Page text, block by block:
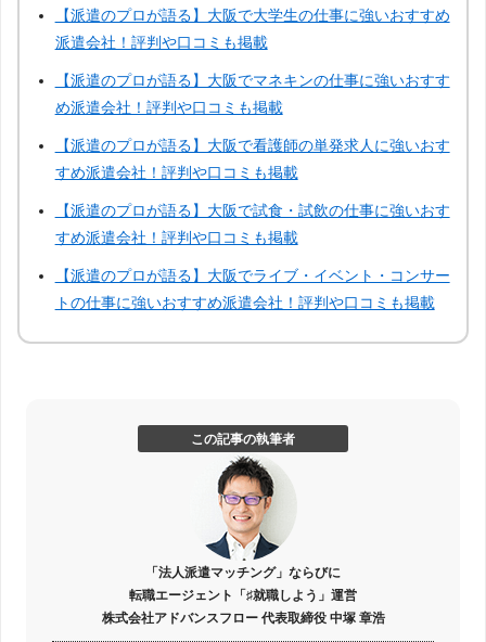
【派遣のプロが語る】大阪で大学生の仕事に強いおすすめ
派遣会社！評判や口コミも掲載
【派遣のプロが語る】大阪でマネキンの仕事に強いおすす
め派遣会社！評判や口コミも掲載
【派遣のプロが語る】大阪で看護師の単発求人に強いおす
すめ派遣会社！評判や口コミも掲載
【派遣のプロが語る】大阪で試食・試飲の仕事に強いおす
すめ派遣会社！評判や口コミも掲載
【派遣のプロが語る】大阪でライブ・イベント・コンサー
トの仕事に強いおすすめ派遣会社！評判や口コミも掲載
この記事の執筆者
「法人派遣マッチング」ならびに
転職エージェント「♯就職しよう」運営
株式会社アドバンスフロー 代表取締役 中塚 章浩